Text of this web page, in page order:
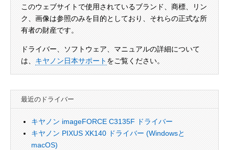
このウェブサイトで使用されているブランド、商標、リン
ク、画像は参照のみを目的としており、それらの正式な所
有者の財産です。
ドライバー、ソフトウェア、マニュアルの詳細について
は、 キヤノン日本サポート をご覧ください。
最近のドライバー
キヤノン imageFORCE C3135F ドライバー
キヤノン PIXUS XK140 ドライバー (Windowsと
macOS)